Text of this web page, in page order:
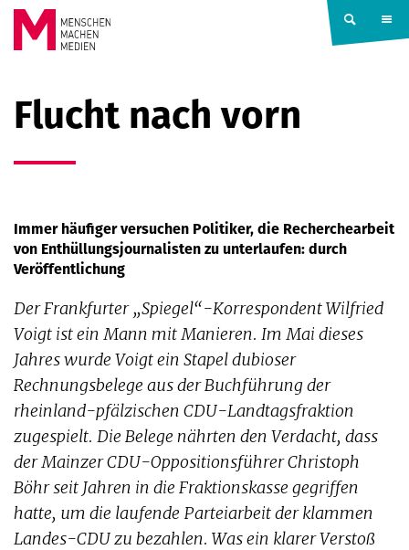
Springe zum Inhalt
MACHEN
MEDIEN
Flucht nach vorn
Immer häufiger versuchen Politiker, die Recherchearbeit
von Enthüllungsjournalisten zu unterlaufen: durch
Veröffentlichung
Der Frankfurter „Spiegel“-Korrespondent Wilfried
Voigt ist ein Mann mit Manieren. Im Mai dieses
Jahres wurde Voigt ein Stapel dubioser
Rechnungsbelege aus der Buchführung der
rheinland-pfälzischen CDU-Landtagsfraktion
zugespielt. Die Belege nährten den Verdacht, dass
der Mainzer CDU-Oppositionsführer Christoph
Böhr seit Jahren in die Fraktionskasse gegriffen
hatte, um die laufende Parteiarbeit der klammen
Landes-CDU zu bezahlen. Was ein klarer Verstoß